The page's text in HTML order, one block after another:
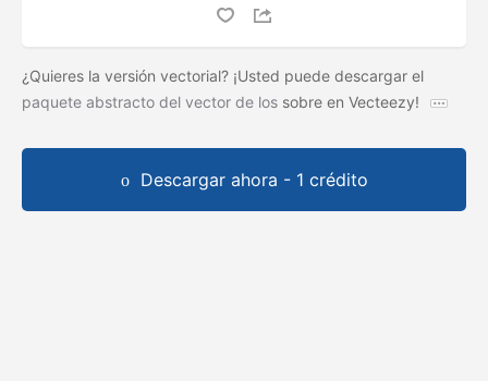
¿Quieres la versión vectorial? ¡Usted puede descargar el
paquete abstracto del vector de los sobre en Vecteezy!
Descargar ahora - 1 crédito